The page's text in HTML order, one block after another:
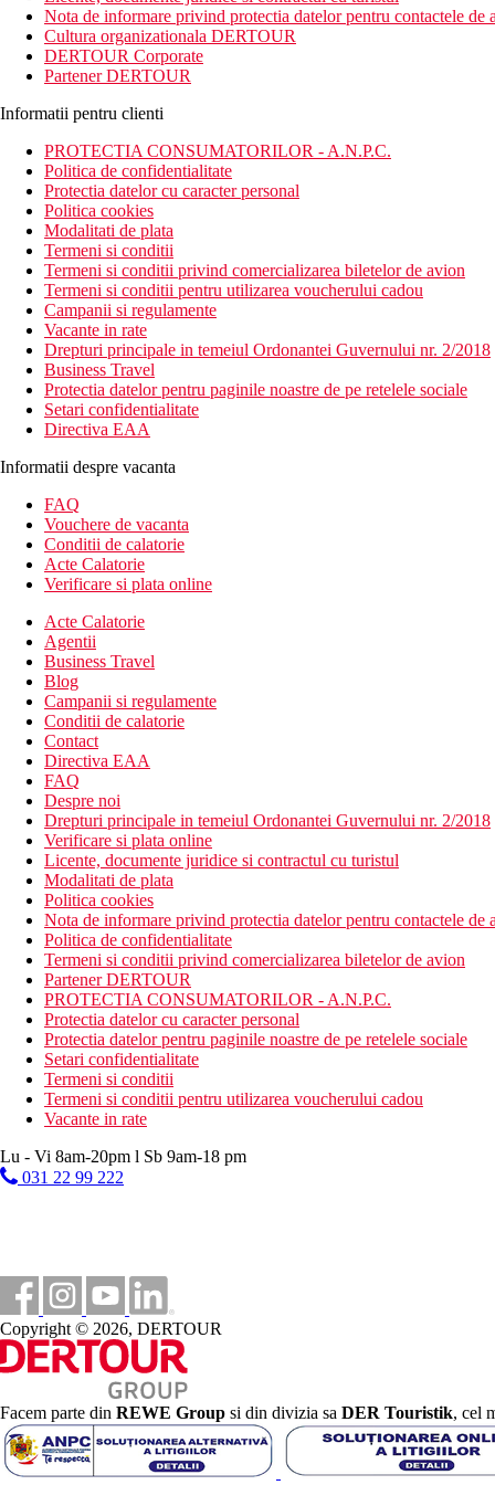
Descrierea hotelului
Hotel cu 4 etaje cu 96 de camere. Hol de intrare cu receptie
Camere
Camera dubla: baie/WC, TV/sat., aer conditionat
Mese
Demipensiune
Mic dejun si cina tip bufet
All Inclusive
Mic dejun tip bufet american (07:00–10:15)
Pranz tip bufet (1:00 p.m.-3:00 p.m.)
Cina tip bufet (19:00-21:00)
Gustare usoara dimineata si dupa-amiaza langa piscina
Bauturi alcoolice si nealcoolice, cafea si ceai, produse
Plaja
Copii
Parte separata a piscinei pentru copii, patut gratuit (la cerere).
Carduri
VISA, CE/MC.
Site
http://lito-hotel.com/
Internet
Categoria oficiala
3 stele
Nota
In Grecia, trebuie sa platiti taxa turistica in functie de categoria
activitatilor mentionate pot fi afectate de introducerea unor
Taxa turistica
Incepand cu 2025, in Grecia exista obligatia de a plati taxa
statiune in Grecia sunt (Aprilie – Octombrie): 5.00 €. Tarifele
Distanţe
4 km
Centrul orasului
20 m
Distanta pana la plaja
Plaja
Sezlonguri si umbrele gratuite pe plaja
Vacanta la plaja
Sezlonguri si umbrele gratuite la piscina
Piscina pentru copii
Nota de informare privind protectia datelor pentru contactele de
Cultura organizationala DERTOUR
DERTOUR Corporate
Partener DERTOUR
Informatii pentru clienti
PROTECTIA CONSUMATORILOR - A.N.P.C.
Politica de confidentialitate
Protectia datelor cu caracter personal
Politica cookies
Modalitati de plata
Termeni si conditii
Termeni si conditii privind comercializarea biletelor de avion
Termeni si conditii pentru utilizarea voucherului cadou
Campanii si regulamente
Vacante in rate
Drepturi principale in temeiul Ordonantei Guvernului nr. 2/2018
Business Travel
Protectia datelor pentru paginile noastre de pe retelele sociale
Setari confidentialitate
Directiva EAA
Informatii despre vacanta
FAQ
Vouchere de vacanta
Conditii de calatorie
Acte Calatorie
Verificare si plata online
Acte Calatorie
Agentii
Business Travel
Blog
Campanii si regulamente
Conditii de calatorie
Contact
Directiva EAA
FAQ
Despre noi
Drepturi principale in temeiul Ordonantei Guvernului nr. 2/2018
Verificare si plata online
Licente, documente juridice si contractul cu turistul
Modalitati de plata
Politica cookies
Nota de informare privind protectia datelor pentru contactele de
Politica de confidentialitate
Termeni si conditii privind comercializarea biletelor de avion
Partener DERTOUR
PROTECTIA CONSUMATORILOR - A.N.P.C.
Protectia datelor cu caracter personal
Protectia datelor pentru paginile noastre de pe retelele sociale
Setari confidentialitate
Termeni si conditii
Termeni si conditii pentru utilizarea voucherului cadou
Vacante in rate
Lu - Vi 8am-20pm l Sb 9am-18 pm
031 22 99 222
Copyright © 2026, DERTOUR
Facem parte din REWE Group si din divizia sa DER Touristik, cel